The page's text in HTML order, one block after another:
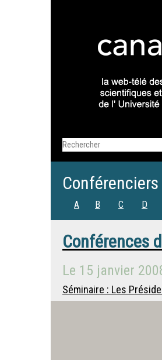
Conférenciers
A B C D
Conférences
Le 15 janvier
Séminaire : Les